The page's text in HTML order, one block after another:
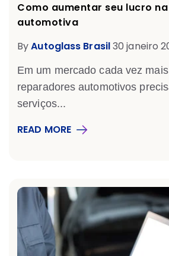
Como aumentar seu lucro
automotiva
ByAutoglass Brasil30 janeiro
Em um mercado cada vez
reparadores automotivos
serviços...
READ MORE